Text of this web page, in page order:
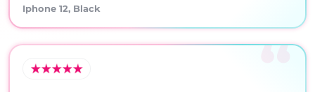
Iphone 12, Black